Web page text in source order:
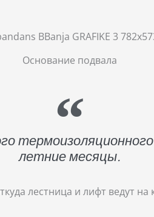
Основание подвала
летние месяцы.
лестница и лифт ведут